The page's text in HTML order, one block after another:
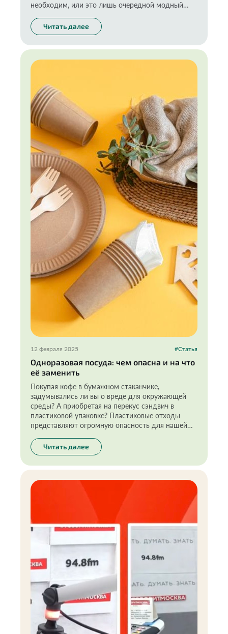
необходим, или это лишь очередной модный
Читать далее
12 февраля 2025 #Статья
Одноразовая посуда: чем опасна и на что
её заменить
Покупая кофе в бумажном стаканчике,
задумывались ли вы о вреде для окружающей
среды? А приобретая на перекус сэндвич в
пластиковой упаковке? Пластиковые отходы
представляют огромную опасность для нашей
каждым годом. При этом самые
распространённые предметы, загрязняющие
окружающую среду — «товары-однодневки»:
продуктов. Чтобы повлиять на ситуацию,
предлагаю каждому начать с себя.
Читать далее